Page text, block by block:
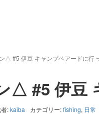
△ #5 伊豆 キャンプベアードに行
△ #5 伊豆
:kaiba カテゴリー:fishing, 日常